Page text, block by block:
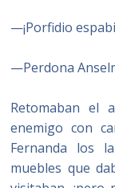
—¡Porfidio
—Perdona
Retomaban el
enemigo con
Fernanda los
muebles que